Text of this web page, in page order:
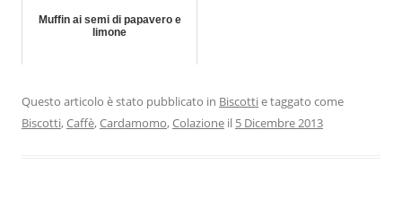
Muffin ai semi di papavero e
limone
Questo articolo è stato pubblicato in Biscottie taggato come
Biscotti,Caffè,Cardamomo,Colazione il 5 Dicembre 2013